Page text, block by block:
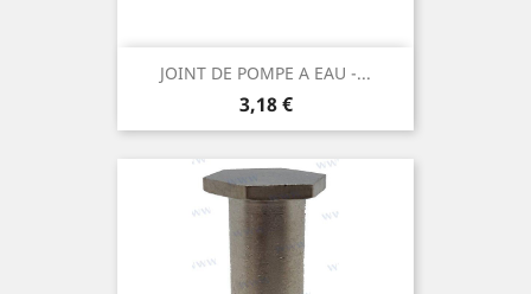
JOINT DE POMPE A EAU -...
Prix
3,18 €